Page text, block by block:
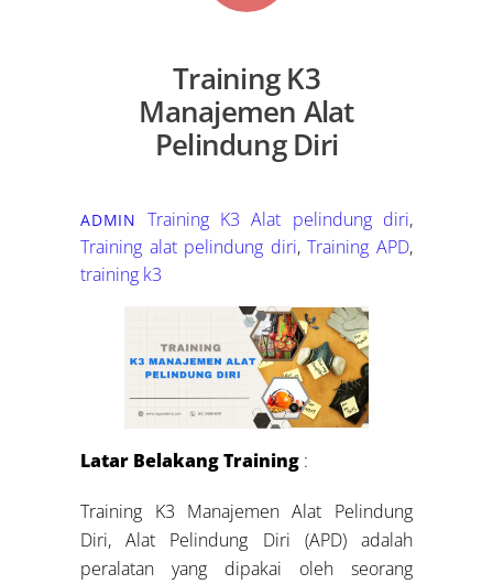
Training K3
Manajemen Alat
Pelindung Diri
ADMIN Training K3 Alat pelindung diri,
Training alat pelindung diri,Training APD,
training k3
Latar Belakang Training :
Training K3 Manajemen Alat Pelindung
Diri, Alat Pelindung Diri (APD) adalah
peralatan yang dipakai oleh seorang